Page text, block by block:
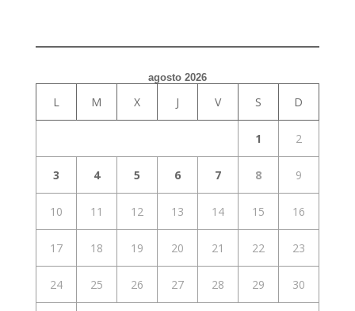
agosto 2026
L M X J V S D
1 2
3 4 5 6 7 8 9
10 11 12 13 14 15 16
17 18 19 20 21 22 23
24 25 26 27 28 29 30